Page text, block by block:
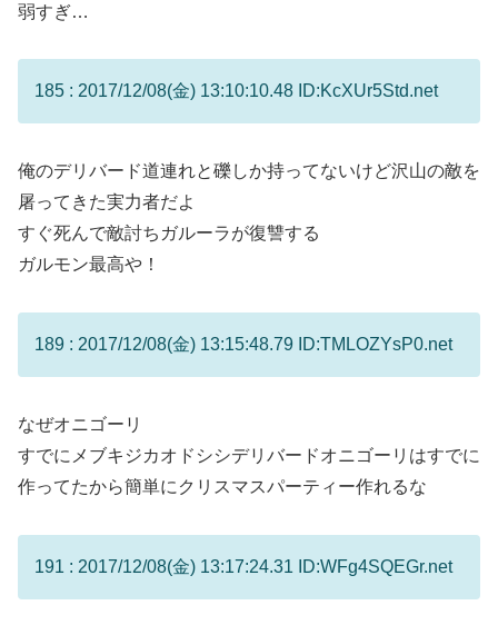
弱すぎ…
185 : 2017/12/08(金) 13:10:10.48 ID:KcXUr5Std.net
俺のデリバード道連れと礫しか持ってないけど沢山の敵を
屠ってきた実力者だよ
すぐ死んで敵討ちガルーラが復讐する
ガルモン最高や！
189 : 2017/12/08(金) 13:15:48.79 ID:TMLOZYsP0.net
なぜオニゴーリ
すでにメブキジカオドシシデリバードオニゴーリはすでに
作ってたから簡単にクリスマスパーティー作れるな
191 : 2017/12/08(金) 13:17:24.31 ID:WFg4SQEGr.net